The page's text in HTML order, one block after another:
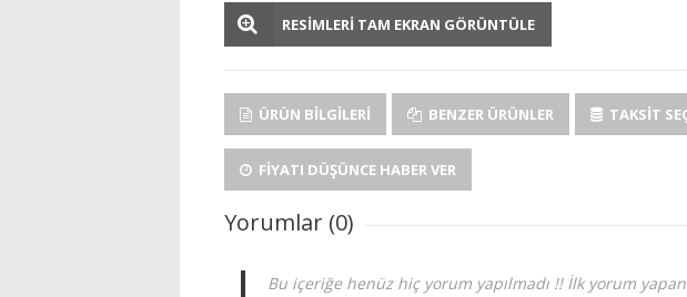
RESİMLERİ TAM EKRAN GÖRÜNTÜLE
ÜRÜN BILGILERI BENZER ÜRÜNLER TAKSIT
FIYATI DÜŞÜNCE HABER VER
Yorumlar (0)
Bu içeriğe henüz hiç yorum yapılmadı !! İlk yorum